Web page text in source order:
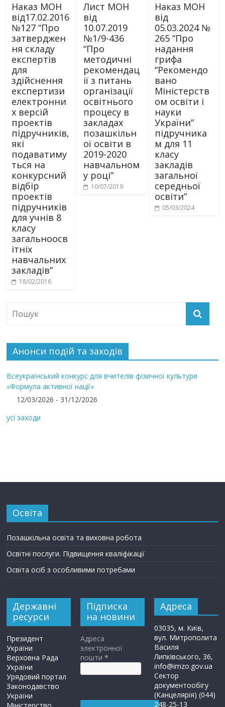
Наказ МОН
від17.02.2016
№127 “Про
затверджен
ня складу
експертів
для
здійснення
експертизи
електронни
х версій
проектів
підручників,
які
подаватиму
ться на
конкурсний
відбір
проектів
підручників
для учнів 8
класу
загальноосв
ітніх
навчальних
закладів”
18/02/2016
Лист МОН
від
10.07.2019
№1/9-436
“Про
методичні
рекомендац
ії з питань
організації
освітнього
процесу в
закладах
позашкільн
ої освіти в
2019-2020
навчальном
у році”
10/07/2019
Наказ МОН
від
05.03.2024 №
265 “Про
надання
грифа
“Рекомендо
вано
Міністерств
ом освіти і
науки
України”
підручника
м для 11
класу
закладів
загальної
середньої
освіти”
05/03/2024
Анонси подій та заходів
Всеукраїнський конкурс для вчителів фізичної культури
«Формула активної нації»
12/03/2026 - 31/12/2026
усі заходи
Освіта
Позашкільна освіта та виховна робота
Освітні послуги. Підвищення кваліфікації
Освіта осіб з особливими потребами
Державні
ресурси
Президент
України
Верховна Рада
України
Урядовий портал
Законодавство
України
Підписка
на новини
Адреса
электронної
пошти*
Адреса
03035, м. Київ,
вул. Митрополита
Василя
Липківського, 36,
info@imzo.gov.ua
Сектор
документообігу
(Канцелярія) (044)
248-25-13